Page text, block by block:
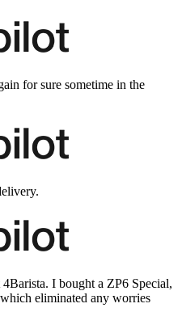
for sure sometime in the
I bought a ZP6 Special,
eliminated any worries